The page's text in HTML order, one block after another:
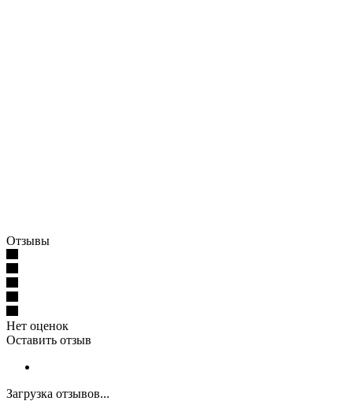
Отзывы
Нет оценок
Оставить отзыв
Загрузка отзывов...